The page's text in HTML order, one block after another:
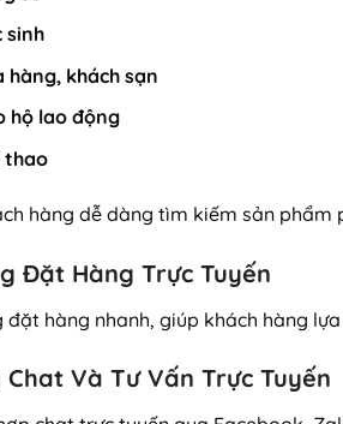
sinh
hàng, khách sạn
hộ lao động
thao
hàng dễ dàng tìm kiếm sản phẩm
Đặt Hàng Trực Tuyến
đặt hàng nhanh, giúp khách hàng
Chat Và Tư Vấn Trực Tuyến